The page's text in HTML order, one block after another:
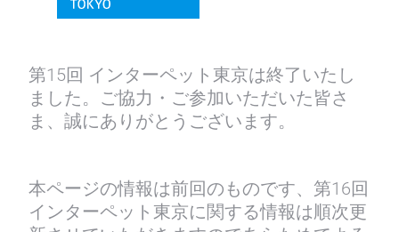
第15回 インターペット東京は終了いたし
ました。ご協力・ご参加いただいた皆さ
ま、誠にありがとうございます。
本ページの情報は前回のものです、第16回
インターペット東京に関する情報は順次更